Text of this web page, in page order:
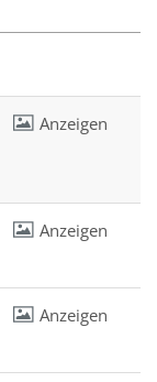
Anzeigen
Anzeigen
Anzeigen